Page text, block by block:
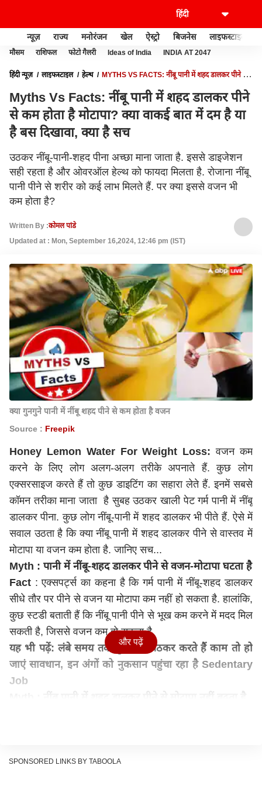
न्यूज़ राज्य मनोरंजन खेल ऐस्ट्रो बिजनेस लाइफस्टाइल
मौसम राशिफल फोटो गैलरी Ideas of India INDIA AT 2047
हिंदी न्यूज़ लाइफस्टाइल हेल्थ
MYTHS VS FACTS: नींबू पानी में शहद डालकर पीने से
Myths Vs Facts: नींबू पानी में शहद डालकर पीने
से कम होता है मोटापा? क्या वाकई बात में दम है या
है बस दिखावा, क्या है सच
उठकर नींबू-पानी-शहद पीना अच्छा माना जाता है. इससे डाइजेशन
सही रहता है और ओवरऑल हेल्थ को फायदा मिलता है. रोजाना नींबू
पानी पीने से शरीर को कई लाभ मिलते हैं. पर क्या इससे वजन भी
कम होता है?
Written By :कोमल पांडे
Updated at : Mon, September 16,2024, 12:46 pm (IST)
क्या गुनगुने पानी में नींबू शहद पीने से कम होता है वजन
Source : Freepik
Honey Lemon Water For Weight Loss: वजन कम
करने के लिए लोग अलग-अलग तरीके अपनाते हैं. कुछ लोग
एक्सरसाइज करते हैं तो कुछ डाइटिंग का सहारा लेते हैं. इनमें सबसे
कॉमन तरीका माना जाता है सुबह उठकर खाली पेट गर्म पानी में नींबू
डालकर पीना. कुछ लोग नींबू-पानी में शहद डालकर भी पीते हैं. ऐसे में
सवाल उठता है कि क्या नींबू पानी में शहद डालकर पीने से वास्तव में
मोटापा या वजन कम होता है. जानिए सच...
Myth : पानी में नींबू-शहद डालकर पीने से वजन-मोटापा घटता है
Fact : एक्सपर्ट्स का कहना है कि गर्म पानी में नींबू-शहद डालकर
सीधे तौर पर पीने से वजन या मोटापा कम नहीं हो सकता है. हालांकि,
कुछ स्टडी बताती हैं कि नींबू पानी पीने से भूख कम करने में मदद मिल
सकती है, जिससे वजन कम हो सकता है.
यह भी पढ़ें: लंबे समय तक कुर्सी पर बैठकर करते हैं काम तो हो
जाएं सावधान, इन अंगों को नुकसान पहुंचा रहा है Sedentary
Job
नींबू-शहद का सेवन करता है तो शरीर हाइड्रेट रहता है और प्यास भी
और पढ़ें
SPONSORED LINKS BY TABOOLA